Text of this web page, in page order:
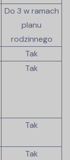
Do 3 w ramach
planu
rodzinnego
Tak
Tak
Tak
Tak